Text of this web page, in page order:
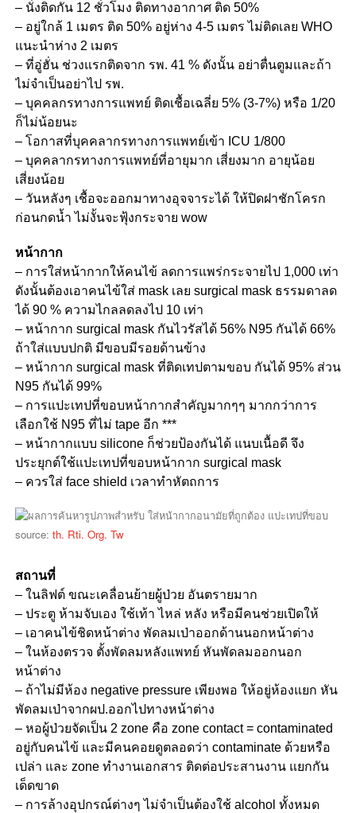
– นั่งติดกัน 12 ชั่วโมง ติดทางอากาศ ติด 50%
– อยู่ใกล้ 1 เมตร ติด 50% อยู่ห่าง 4-5 เมตร ไม่ติดเลย WHO
แนะนำห่าง 2 เมตร
– ที่อู่ฮั่น ช่วงแรกติดจาก รพ. 41 % ดังนั้น อย่าตื่นตูมและถ้า
ไม่จำเป็นอย่าไป รพ.
– บุคคลกรทางการแพทย์ ติดเชื้อเฉลี่ย 5% (3-7%) หรือ 1/20
ก็ไม่น้อยนะ
– โอกาสที่บุคคลากรทางการแพทย์เข้า ICU 1/800
– บุคคลากรทางการแพทย์ที่อายุมาก เสี่ยงมาก อายุน้อย
เสี่ยงน้อย
– วันหลังๆ เชื้อจะออกมาทางอุจจาระได้ ให้ปิดฝาชักโครก
ก่อนกดน้ำ ไม่งั้นจะฟุ้งกระจาย wow
หน้ากาก
– การใส่หน้ากากให้คนไข้ ลดการแพร่กระจายไป 1,000 เท่า
ดังนั้นต้องเอาคนไข้ใส่ mask เลย surgical mask ธรรมดาลด
ได้ 90 % ความไกลลดลงไป 10 เท่า
– หน้ากาก surgical mask กันไวรัสได้ 56% N95 กันได้ 66%
ถ้าใส่แบบปกติ มีขอบมีรอยด้านข้าง
– หน้ากาก surgical mask ที่ติดเทปตามขอบ กันได้ 95% ส่วน
N95 กันได้ 99%
– การแปะเทปที่ขอบหน้ากากสำคัญมากๆๆ มากกว่าการ
เลือกใช้ N95 ที่ไม่ tape อีก ***
– หน้ากากแบบ silicone ก็ช่วยป้องกันได้ แนบเนื้อดี จึง
ประยุกต์ใช้แปะเทปที่ขอบหน้ากาก surgical mask
– ควรใส่ face shield เวลาทำหัตถการ
source: th. Rti. Org. Tw
สถานที่
– ในลิฟต์ ขณะเคลื่อนย้ายผู้ป่วย อันตรายมาก
– ประตู ห้ามจับเอง ใช้เท้า ไหล่ หลัง หรือมีคนช่วยเปิดให้
– เอาคนไข้ชิดหน้าต่าง พัดลมเป่าออกด้านนอกหน้าต่าง
– ในห้องตรวจ ตั้งพัดลมหลังแพทย์ หันพัดลมออกนอก
หน้าต่าง
– ถ้าไม่มีห้อง negative pressure เพียงพอ ให้อยู่ห้องแยก หัน
พัดลมเป่าจากผป.ออกไปทางหน้าต่าง
– หอผู้ป่วยจัดเป็น 2 zone คือ zone contact = contaminated
อยู่กับคนไข้ และมีคนคอยดูตลอดว่า contaminate ด้วยหรือ
เปล่า และ zone ทำงานเอกสาร ติดต่อประสานงาน แยกกัน
เด็ดขาด
– การล้างอุปกรณ์ต่างๆ ไม่จำเป็นต้องใช้ alcohol ทั้งหมด